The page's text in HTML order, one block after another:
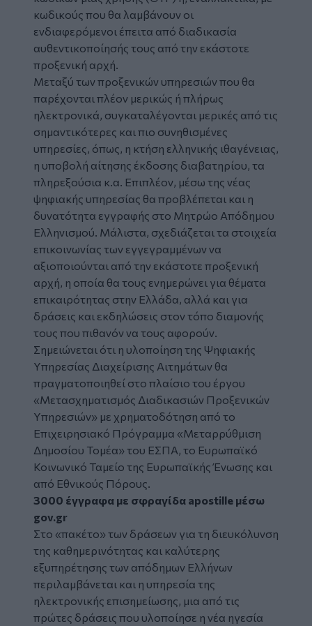
κωδικούς που θα λαμβάνουν οι
ενδιαφερόμενοι έπειτα από διαδικασία
αυθεντικοποίησής τους από την εκάστοτε
προξενική αρχή.
Μεταξύ των προξενικών υπηρεσιών που θα
παρέχονται πλέον μερικώς ή πλήρως
ηλεκτρονικά, συγκαταλέγονται μερικές από τις
σημαντικότερες και πιο συνηθισμένες
υπηρεσίες, όπως, η κτήση ελληνικής ιθαγένειας,
η υποβολή αίτησης έκδοσης διαβατηρίου, τα
πληρεξούσια κ.α. Επιπλέον, μέσω της νέας
ψηφιακής υπηρεσίας θα προβλέπεται και η
δυνατότητα εγγραφής στο Μητρώο Απόδημου
Ελληνισμού. Μάλιστα, σχεδιάζεται τα στοιχεία
επικοινωνίας των εγγεγραμμένων να
αξιοποιούνται από την εκάστοτε προξενική
αρχή, η οποία θα τους ενημερώνει για θέματα
επικαιρότητας στην Ελλάδα, αλλά και για
δράσεις και εκδηλώσεις στον τόπο διαμονής
τους που πιθανόν να τους αφορούν.
Σημειώνεται ότι η υλοποίηση της Ψηφιακής
Υπηρεσίας Διαχείρισης Αιτημάτων θα
πραγματοποιηθεί στο πλαίσιο του έργου
«Μετασχηματισμός Διαδικασιών Προξενικών
Υπηρεσιών» με χρηματοδότηση από το
Επιχειρησιακό Πρόγραμμα «Μεταρρύθμιση
Δημοσίου Τομέα» του ΕΣΠΑ, το Ευρωπαϊκό
Κοινωνικό Ταμείο της Ευρωπαϊκής Ένωσης και
από Εθνικούς Πόρους.
3000 έγγραφα με σφραγίδα apostille μέσω
gov.gr
Στο «πακέτο» των δράσεων για τη διευκόλυνση
της καθημερινότητας και καλύτερης
εξυπηρέτησης των απόδημων Ελλήνων
περιλαμβάνεται και η υπηρεσία της
ηλεκτρονικής επισημείωσης, μια από τις
πρώτες δράσεις που υλοποίησε η νέα ηγεσία